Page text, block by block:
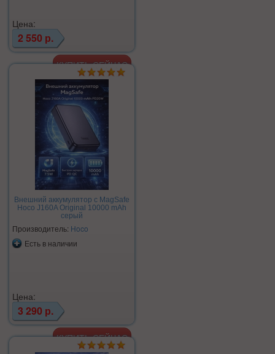
Цена:
2 550 р.
Внешний аккумулятор с MagSafe
Hoco J160A Original 10000 mAh
серый
Производитель: Hoco
Есть в наличии
Цена:
3 290 р.